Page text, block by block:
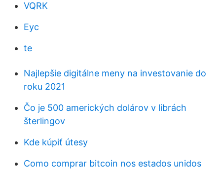
VQRK
Eyc
te
Najlepšie digitálne meny na investovanie do
roku 2021
Čo je 500 amerických dolárov v librách
šterlingov
Kde kúpiť útesy
Como comprar bitcoin nos estados unidos